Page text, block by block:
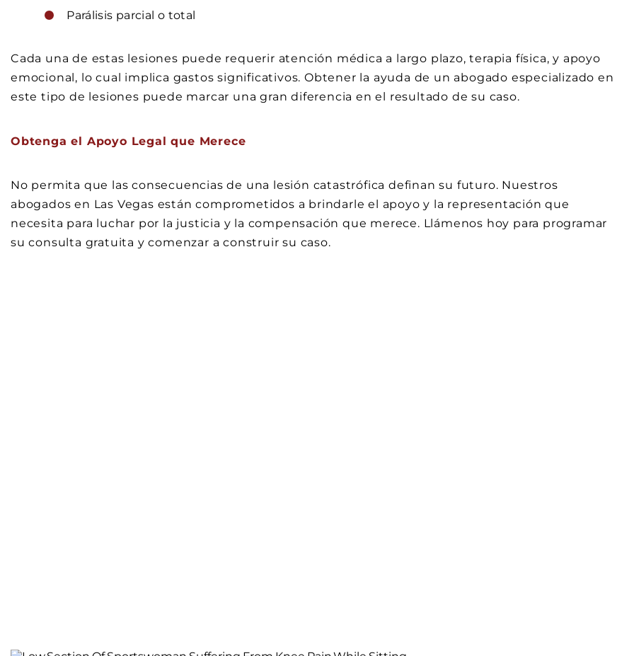
Parálisis parcial o total
Cada una de estas lesiones puede requerir atención médica a largo plazo, terapia física, y apoyo
emocional, lo cual implica gastos significativos. Obtener la ayuda de un abogado especializado en
este tipo de lesiones puede marcar una gran diferencia en el resultado de su caso.
Obtenga el Apoyo Legal que Merece
No permita que las consecuencias de una lesión catastrófica definan su futuro. Nuestros
abogados en Las Vegas están comprometidos a brindarle el apoyo y la representación que
necesita para luchar por la justicia y la compensación que merece. Llámenos hoy para programar
su consulta gratuita y comenzar a construir su caso.